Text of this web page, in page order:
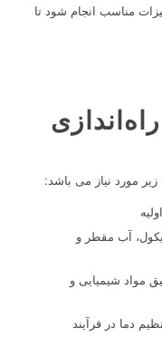
مناسب انجام شود تا
مورد نیاز می باشد:
آب مقطر و
مواد شیمیایی و
دما در فرآیند